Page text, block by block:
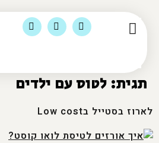
תגית: לטוס עם ילדים
לארוז בסטייל בLow cost